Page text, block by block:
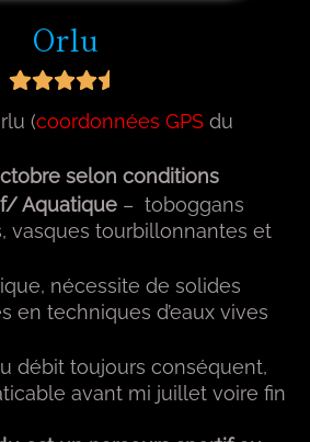
Orlu
(coordonnées GPS du
selon conditions
Aquatique – toboggans
vasques tourbillonnantes et
nécessite de solides
en techniques d’eaux vives
débit toujours conséquent,
avant mi juillet voire fin